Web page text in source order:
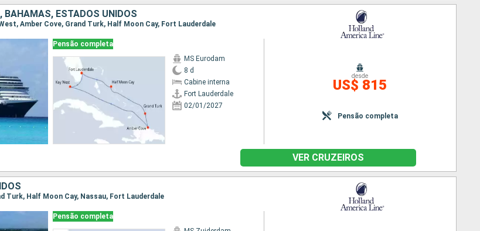
BAHAMAS, ESTADOS UNIDOS
Amber Cove, Grand Turk, Half Moon Cay, Fort Lauderdale
Pensão completa
MS Eurodam
8 d
Cabine interna
Fort Lauderdale
02/01/2027
desde
US$ 815
Pensão completa
VER CRUZEIROS
Turk, Half Moon Cay, Nassau, Fort Lauderdale
Pensão completa